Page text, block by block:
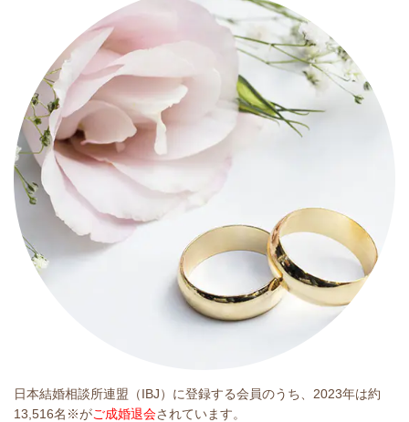
日本結婚相談所連盟（IBJ）に登録する会員のうち、2023年は約
13,516名※がご成婚退会されています。